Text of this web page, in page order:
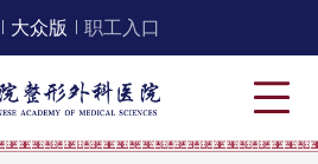
大众版 职工入口